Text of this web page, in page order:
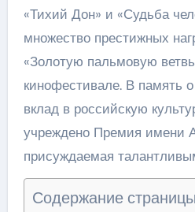
«Тихий Дон» и «Судьба
множество престижных
«Золотую пальмовую
кинофестивале. В память
вклад в российскую
учреждено Премия имени
присуждаемая
Содержание страницы